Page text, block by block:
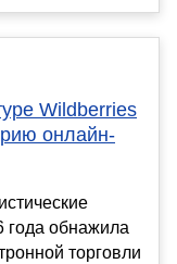
Wildberries
онлайн-
года обнажила
торговли